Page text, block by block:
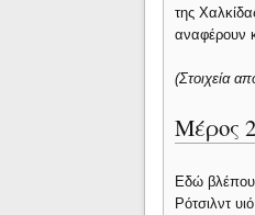
της
αναφέρουν
(Στοιχεία
Μέρος
Εδώ
Ρότσιλντ